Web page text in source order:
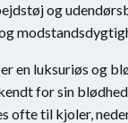
og
en luksuriøs og
for sin
ofte til kjoler,